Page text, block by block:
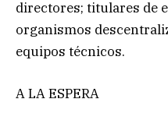
directores; titulares de
organismos
equipos técnicos.
A LA ESPERA